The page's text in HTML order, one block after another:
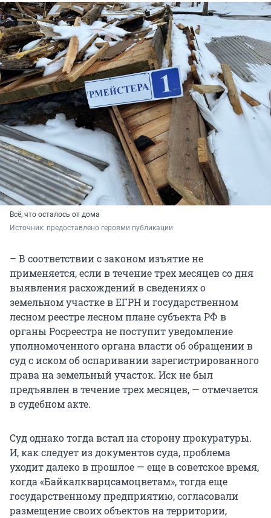
Всё, что осталось от дома
Источник: предоставлено героями публикации
­– В соответствии с законом изъятие не
применяется, если в течение трех месяцев со дня
выявления расхождений в сведениях о
земельном участке в ЕГРН и государственном
лесном реестре лесном плане субъекта РФ в
органы Росреестра не поступит уведомление
уполномоченного органа власти об обращении в
суд с иском об оспаривании зарегистрированного
права на земельный участок. Иск не был
предъявлен в течение трех месяцев, — отмечается
в судебном акте.
Суд однако тогда встал на сторону прокуратуры.
И, как следует из документов суда, проблема
уходит далеко в прошлое — еще в советское время,
когда «Байкалкварцсамоцветам», тогда еще
государственному предприятию, согласовали
размещение своих объектов на территории,